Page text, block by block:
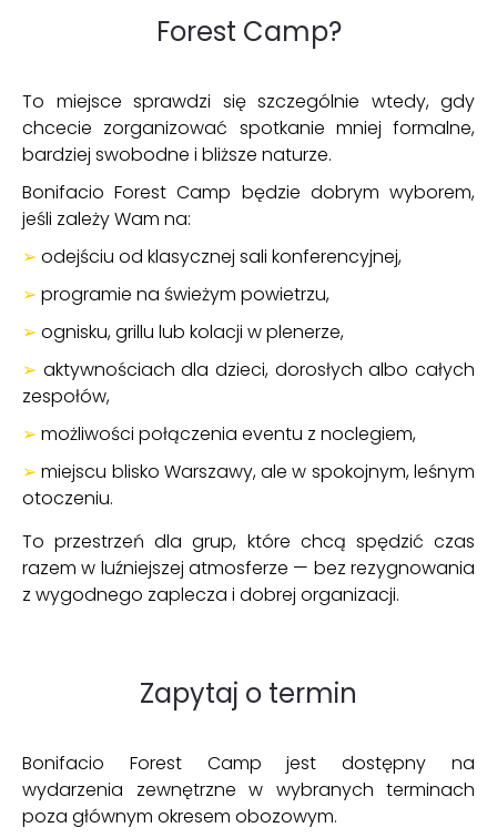
Forest Camp?
To miejsce sprawdzi się szczególnie wtedy, gdy
chcecie zorganizować spotkanie mniej formalne,
bardziej swobodne i bliższe naturze.
Bonifacio Forest Camp będzie dobrym wyborem,
jeśli zależy Wam na:
➢ odejściu od klasycznej sali konferencyjnej,
➢ programie na świeżym powietrzu,
➢ ognisku, grillu lub kolacji w plenerze,
➢ aktywnościach dla dzieci, dorosłych albo całych
zespołów,
➢ możliwości połączenia eventu z noclegiem,
➢miejscu blisko Warszawy, ale w spokojnym, leśnym
otoczeniu.
To przestrzeń dla grup, które chcą spędzić czas
razem w luźniejszej atmosferze — bez rezygnowania
z wygodnego zaplecza i dobrej organizacji.
Zapytaj o termin
Bonifacio Forest Camp jest dostępny na
wydarzenia zewnętrzne w wybranych terminach
poza głównym okresem obozowym.